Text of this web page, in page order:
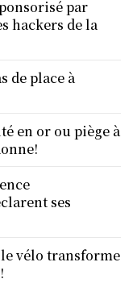
par
hackers de la
de place à
en or ou piège à
ses
vélo transforme